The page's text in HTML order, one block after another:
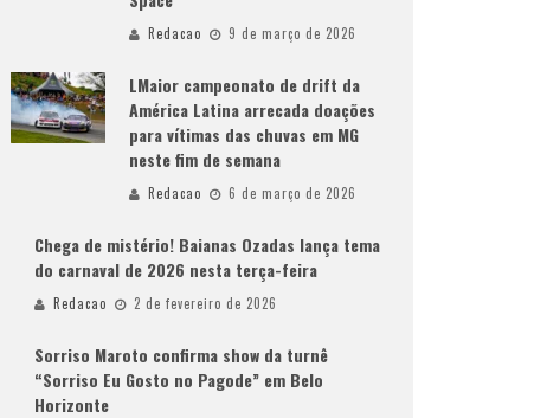
Redacao 9 de março de 2026
LMaior campeonato de drift da
América Latina arrecada doações
para vítimas das chuvas em MG
neste fim de semana
Redacao 6 de março de 2026
Chega de mistério! Baianas Ozadas lança tema
do carnaval de 2026 nesta terça-feira
Redacao 2 de fevereiro de 2026
Sorriso Maroto confirma show da turnê
“Sorriso Eu Gosto no Pagode” em Belo
Horizonte